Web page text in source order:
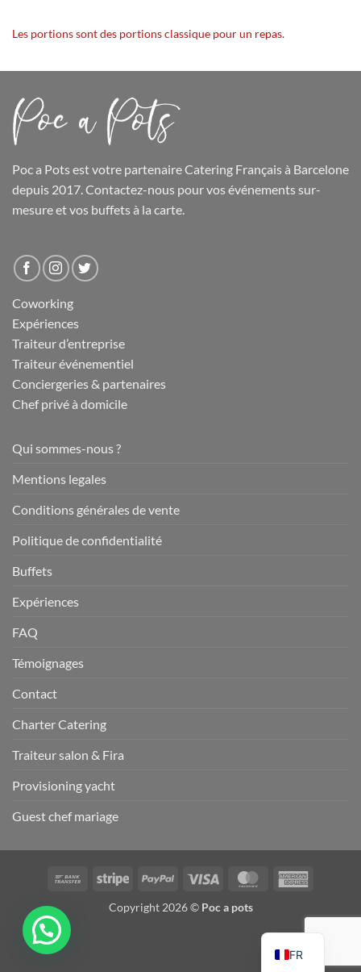
Les portions sont des portions classique pour un repas.
Poc a Potsest votre partenaire Catering Français à Barcelone
depuis 2017. Contactez-nous pour vos événements sur-
mesure etvos buffetsà la carte.
Coworking
Expériences
Traiteur d’entreprise
Traiteur événementiel
Conciergeries & partenaires
Chef privé à domicile
Qui sommes-nous ?
Mentions legales
Conditions générales de vente
Politique de confidentialité
Buffets
Expériences
FAQ
Témoignages
Contact
Charter Catering
Traiteur salon & Fira
Provisioning yacht
Guest chef mariage
VirementRayure PayPal Visa MasterCard
Copyright 2026 © Poc a pots
FR